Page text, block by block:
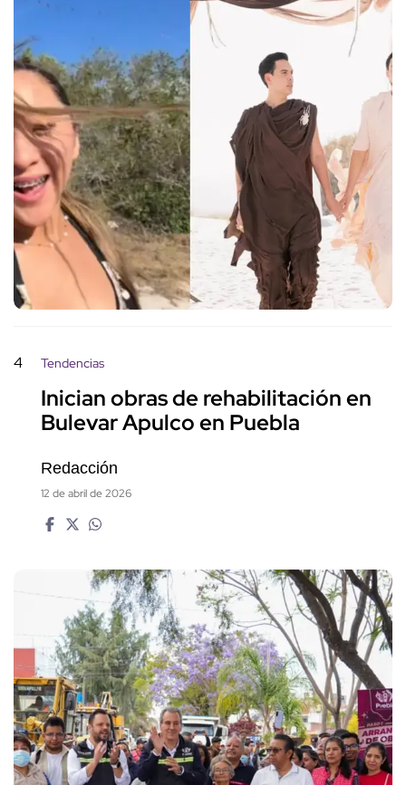
4 Tendencias
Inician obras de rehabilitación en
Bulevar Apulco en Puebla
Redacción
12 de abril de 2026